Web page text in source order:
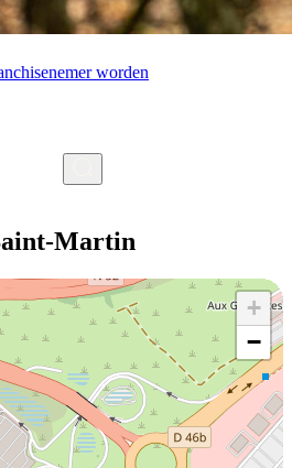
worden
Martin
+
−